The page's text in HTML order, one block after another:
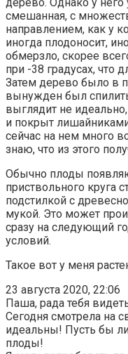
смешанная, с
направлением, как у
иногда плодоносит,
обмерзло, скорее
при -38 градусах, что
Затем дерево было в
вынужден был
выглядит не
и покрыт
сейчас на нем много
знаю, что из этого
Обычно плоды
приствольного круга
подстилкой с
мукой. Это может
сразу на следующий
условий.
Такое вот у меня
23 августа 2020, 22:06
Паша, рада тебя
Сегодня смотрела на
идеальны! Пусть бы
плоды!